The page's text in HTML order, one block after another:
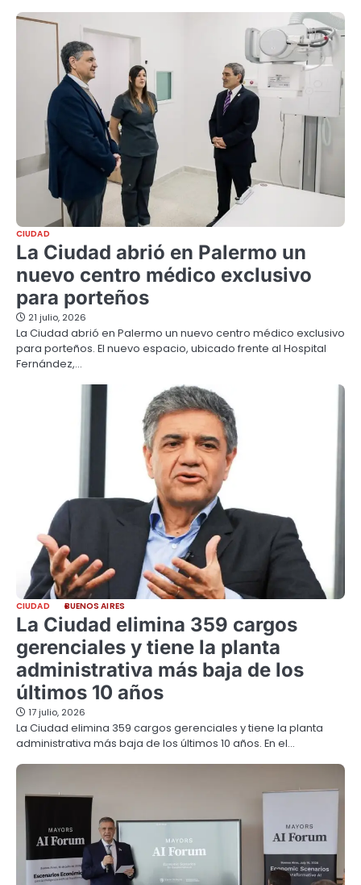
CIUDAD
La Ciudad abrió en Palermo un
nuevo centro médico exclusivo
para porteños
21 julio, 2026
La Ciudad abrió en Palermo un nuevo centro médico exclusivo
para porteños. El nuevo espacio, ubicado frente al Hospital
Fernández,…
CIUDAD BUENOS AIRES
La Ciudad elimina 359 cargos
gerenciales y tiene la planta
administrativa más baja de los
últimos 10 años
17 julio, 2026
La Ciudad elimina 359 cargos gerenciales y tiene la planta
administrativa más baja de los últimos 10 años. En el…